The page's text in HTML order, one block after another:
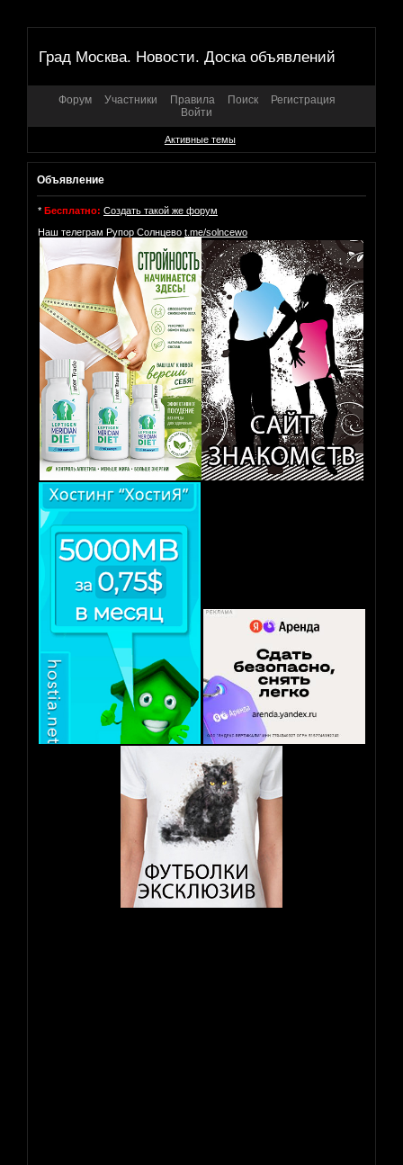
Град Москва. Новости. Доска объявлений
Форум Участники Правила Поиск
Регистрация
Войти
Активные темы
Объявление
* Бесплатно: Создать такой же форум
Наш телеграм Рупор Солнцево t.me/solncewo